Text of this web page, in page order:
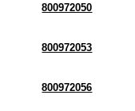
800972050
800972053
800972056